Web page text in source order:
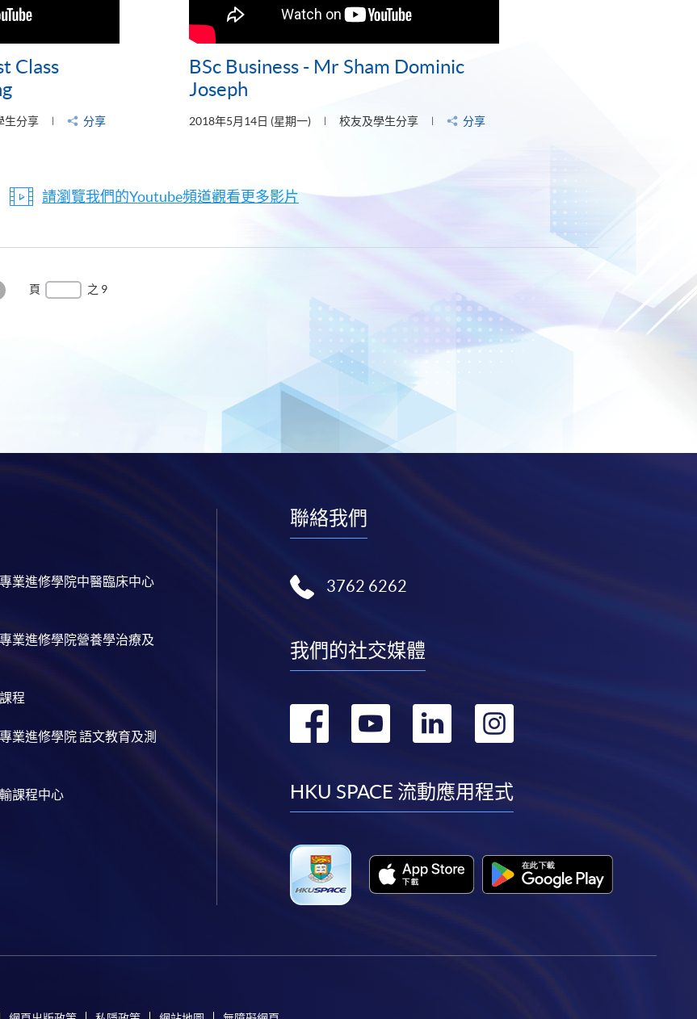
Class
生分享 分享
BSc Business - Mr Sham Dominic
Joseph
2018年5月14日 (星期一) 校友及學生分享 分享
請瀏覽我們的Youtube頻道觀看更多影片
頁 之 9
業進修學院中醫臨床中心
業進修學院營養學治療及
程
業進修學院 語文教育及測
課程中心
聯絡我們
3762 6262
我們的社交媒體
轉
facebook
轉
youtube
轉
linkedin
轉
instagram
HKU SPACE 流動應用程式